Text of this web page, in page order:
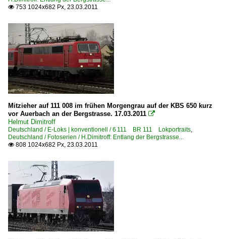
 753 1024x682 Px, 23.03.2011
Mitzieher auf 111 008 im frühen Morgengrau auf der KBS 650 kurz
vor Auerbach an der Bergstrasse. 17.03.2011 
Helmut Dimitroff
Deutschland / E-Loks | konventionell / 6 111 BR 111 Lokportraits,
Deutschland / Fotoserien / H.Dimitroff: Entlang der Bergstrasse...
 808 1024x682 Px, 23.03.2011